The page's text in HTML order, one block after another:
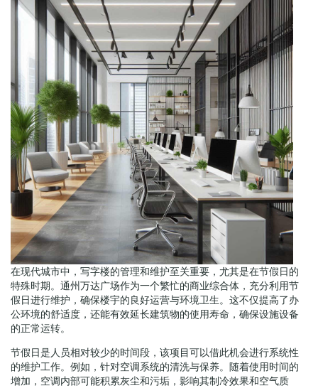
在现代城市中，写字楼的管理和维护至关重要，尤其是在节假日的
特殊时期。通州万达广场作为一个繁忙的商业综合体，充分利用节
假日进行维护，确保楼宇的良好运营与环境卫生。这不仅提高了办
公环境的舒适度，还能有效延长建筑物的使用寿命，确保设施设备
的正常运转。
节假日是人员相对较少的时间段，该项目可以借此机会进行系统性
的维护工作。例如，针对空调系统的清洗与保养。随着使用时间的
增加，空调内部可能积累灰尘和污垢，影响其制冷效果和空气质